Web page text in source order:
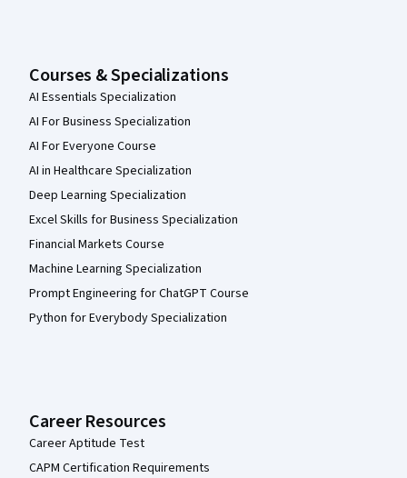
Courses & Specializations
AI Essentials Specialization
AI For Business Specialization
AI For Everyone Course
AI in Healthcare Specialization
Deep Learning Specialization
Excel Skills for Business Specialization
Financial Markets Course
Machine Learning Specialization
Prompt Engineering for ChatGPT Course
Python for Everybody Specialization
Career Resources
Career Aptitude Test
CAPM Certification Requirements